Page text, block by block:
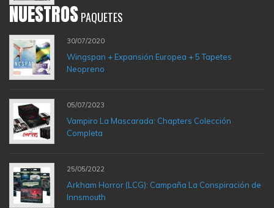
NUESTROSPAQUETES
30/07/2020
Wingspan + Expansión Europea + 5 Tapetes
Neopreno
05/07/2023
Vampiro La Mascarada: Chapters Colección
Completa
25/05/2022
Arkham Horror (LCG): Campaña La Conspiración de
Innsmouth